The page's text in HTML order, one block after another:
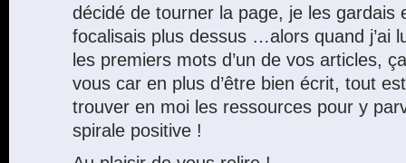
décidé de tourner la page, je les gardais
focalisais plus dessus …alors quand j’ai
les premiers mots d’un de vos articles,
vous car en plus d’être bien écrit, tout
trouver en moi les ressources pour y
spirale positive !